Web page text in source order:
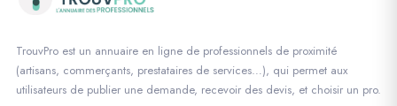
TrouvPro est un annuaire en ligne de professionnels de proximité
(artisans, commerçants, prestataires de services…), qui permet aux
utilisateurs de publier une demande, recevoir des devis, et choisir un pro.